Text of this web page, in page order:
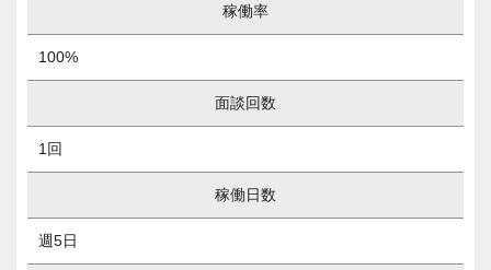
稼働率
100%
面談回数
1回
稼働日数
週5日